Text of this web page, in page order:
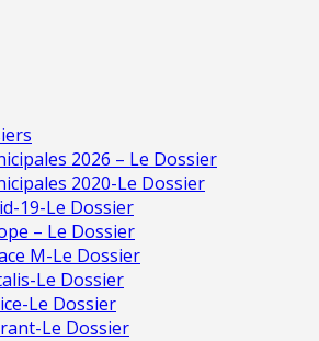
2026 – Le Dossier
2020-Le Dossier
19-Le Dossier
– Le Dossier
M-Le Dossier
Le Dossier
Le Dossier
Le Dossier
en